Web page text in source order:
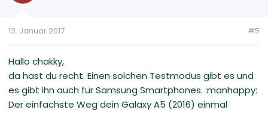
13. Januar 2017 #5
Hallo chakky,
da hast du recht. Einen solchen Testmodus gibt es und
es gibt ihn auch für Samsung Smartphones. :manhappy:
Der einfachste Weg dein Galaxy A5 (2016) einmal